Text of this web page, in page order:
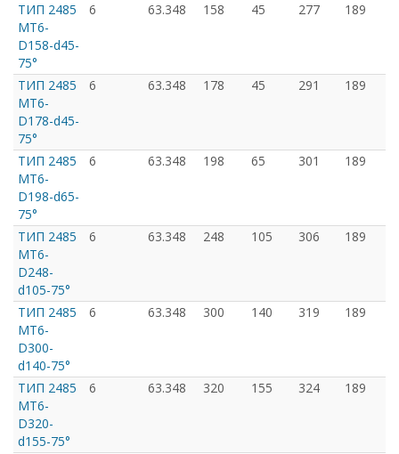
ТИП 2485
MT6-
D158-d45-
75°
6 63.348 158 45 277 189
ТИП 2485
MT6-
D178-d45-
75°
6 63.348 178 45 291 189
ТИП 2485
MT6-
D198-d65-
75°
6 63.348 198 65 301 189
ТИП 2485
MT6-
D248-
d105-75°
6 63.348 248 105 306 189
ТИП 2485
MT6-
D300-
d140-75°
6 63.348 300 140 319 189
ТИП 2485
MT6-
D320-
d155-75°
6 63.348 320 155 324 189